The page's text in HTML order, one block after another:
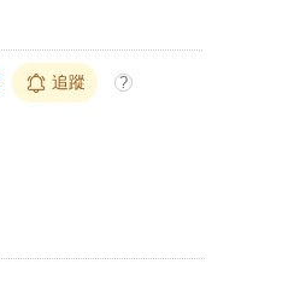
追蹤 ?